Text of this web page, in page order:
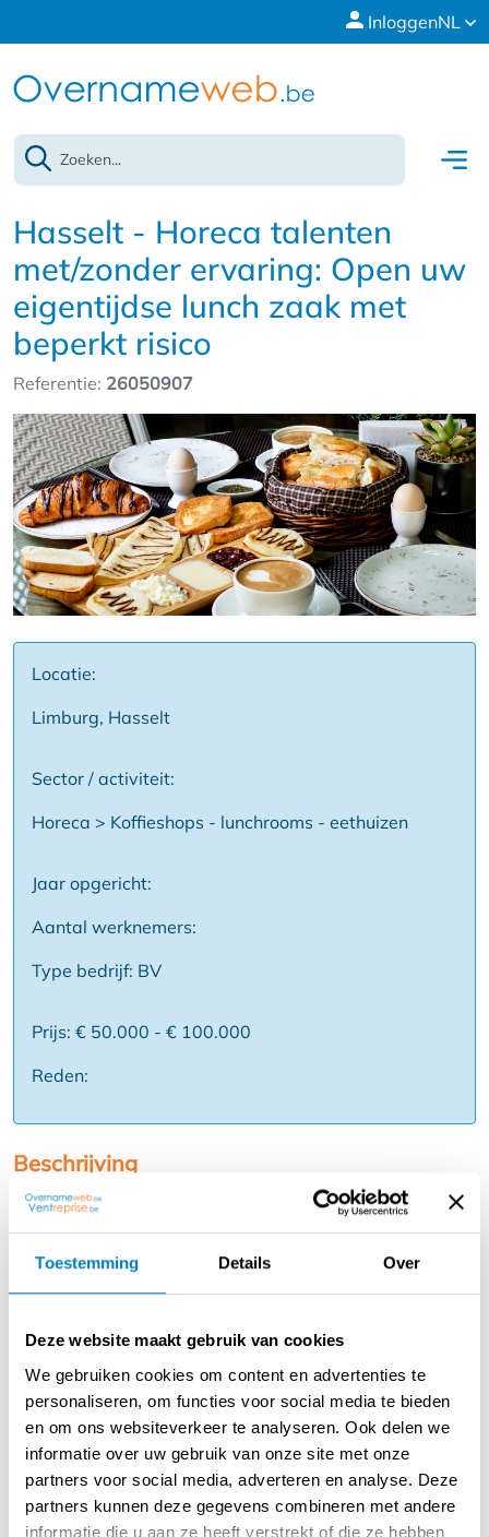
Toestemming Details Over
Deze website maakt gebruik van cookies
We gebruiken cookies om content en advertenties te
personaliseren, om functies voor social media te bieden
en om ons websiteverkeer te analyseren. Ook delen we
informatie over uw gebruik van onze site met onze
partners voor social media, adverteren en analyse. Deze
partners kunnen deze gegevens combineren met andere
informatie die u aan ze heeft verstrekt of die ze hebben
InloggenNL
Hasselt - Horeca talenten
met/zonder ervaring: Open uw
eigentijdse lunch zaak met
beperkt risico
Referentie: 26050907
Locatie:
Limburg, Hasselt
Sector / activiteit:
Horeca > Koffieshops - lunchrooms - eethuizen
Jaar opgericht:
Aantal werknemers:
Type bedrijf: BV
Prijs: € 50.000 - € 100.000
Reden:
Beschrijving
Horeca ondernemer worden zeer risicovol? Het kan ook
Voor een geroemd eigentijds (ontbijt en) lunch concept
Wordt nu uw eigen baas en geniet van
Winstgevend concept en businessmodel vanaf dag één
Bekend merk reeds aanwezig in tal van Belgische
steden
Beperkt opstart- en ondernemersrisico
Ondersteuning op vlak van marketing, aankoop en